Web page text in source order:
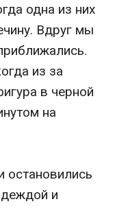
одна из них
Вдруг мы
из за
в черной
на
остановились
и